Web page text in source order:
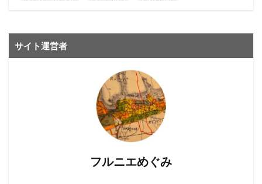
サイト運営者
フルニエめぐみ